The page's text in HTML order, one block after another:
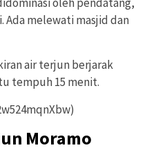
Ada melewati masjid dan
air terjun berjarak
tempuh 15 menit.
Moramo